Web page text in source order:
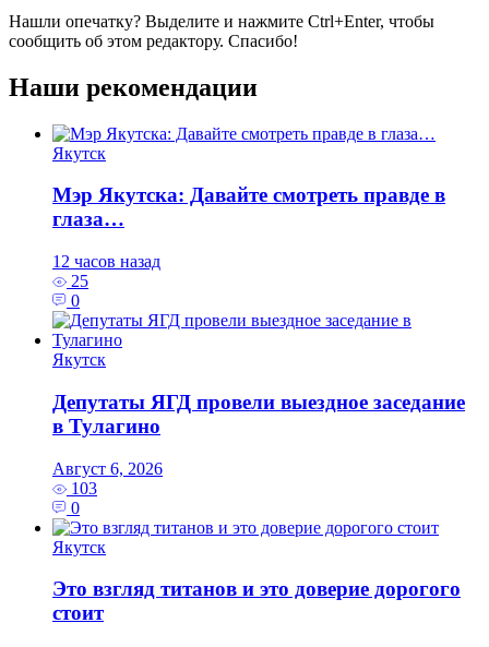
Нашли опечатку? Выделите и нажмите Ctrl+Enter, чтобы
сообщить об этом редактору. Спасибо!
Наши рекомендации
Якутск
Мэр Якутска: Давайте смотреть правде в
глаза…
12 часов назад
25
0
Якутск
Депутаты ЯГД провели выездное заседание
в Тулагино
Август 6, 2026
103
0
Якутск
Это взгляд титанов и это доверие дорогого
стоит